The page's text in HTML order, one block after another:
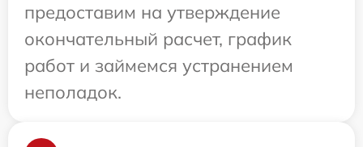
предоставим на утверждение
окончательный расчет, график
работ и займемся устранением
неполадок.